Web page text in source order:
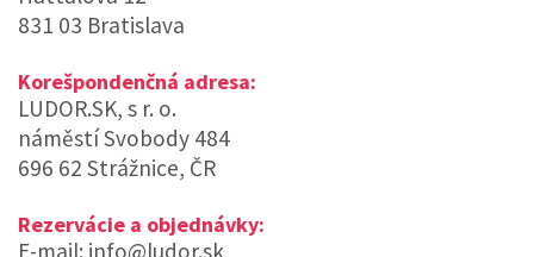
831 03 Bratislava
Korešpondenčná adresa:
LUDOR.SK, s r. o.
náměstí Svobody 484
696 62 Strážnice, ČR
Rezervácie a objednávky:
E-mail: info@ludor.sk